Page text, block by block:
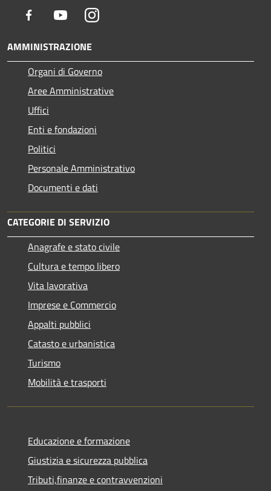
Facebook YoutubeInstagram
AMMINISTRAZIONE
Organi di Governo
Aree Amministrative
Uffici
Enti e fondazioni
Politici
Personale Amministrativo
Documenti e dati
CATEGORIE DI SERVIZIO
Anagrafe e stato civile
Cultura e tempo libero
Vita lavorativa
Imprese e Commercio
Appalti pubblici
Catasto e urbanistica
Turismo
Mobilità e trasporti
Educazione e formazione
Giustizia e sicurezza pubblica
Tributi,finanze e contravvenzioni